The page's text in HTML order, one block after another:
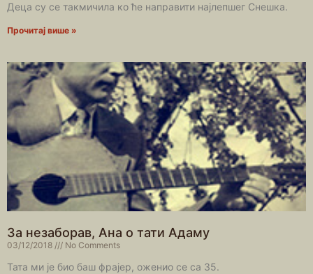
Деца су се такмичила ко ће направити најлепшег Снешка.
Прочитај више »
За незаборав, Ана о тати Адаму
03/12/2018 No Comments
Тата ми је био баш фрајер, оженио се са 35.